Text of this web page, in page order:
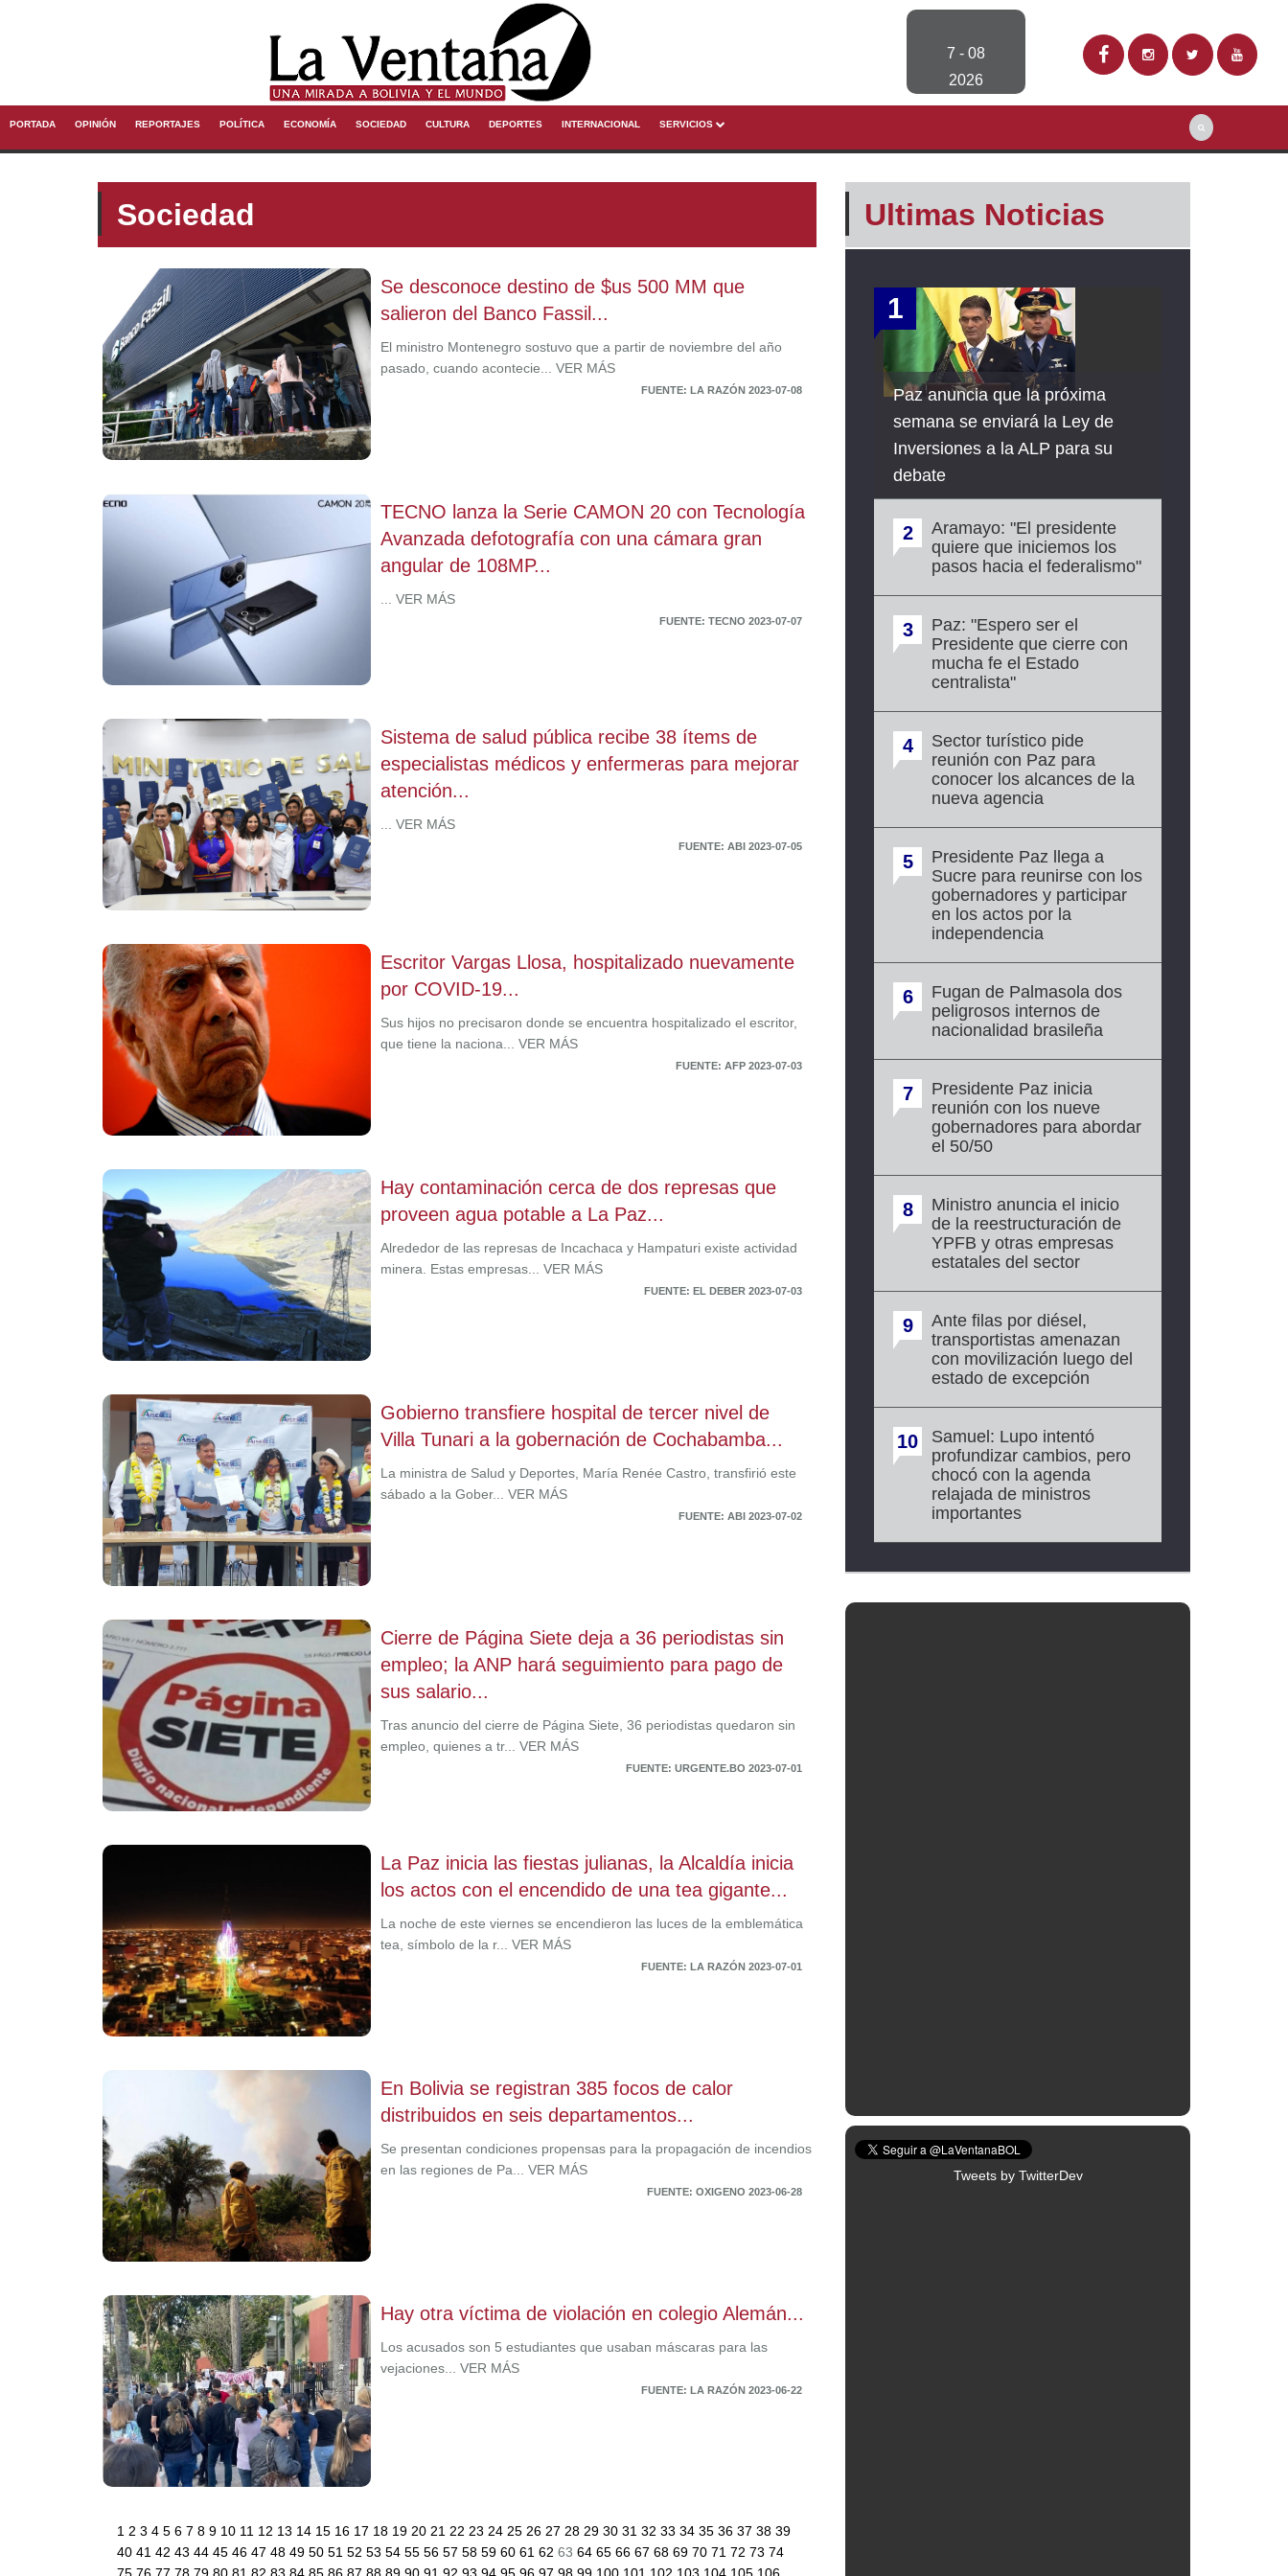
7 - 08
2026
PORTADA OPINIÓN REPORTAJES POLÍTICA ECONOMÍA SOCIEDAD CULTURA DEPORTES INTERNACIONAL SERVICIOS
Sociedad
Se desconoce destino de $us 500 MM que
salieron del Banco Fassil...
El ministro Montenegro sostuvo que a partir de noviembre del año
pasado, cuando acontecie... VER MÁS
FUENTE: LA RAZÓN 2023-07-08
TECNO lanza la Serie CAMON 20 con Tecnología
Avanzada defotografía con una cámara gran
angular de 108MP...
... VER MÁS
FUENTE: TECNO 2023-07-07
Sistema de salud pública recibe 38 ítems de
especialistas médicos y enfermeras para mejorar
atención...
... VER MÁS
FUENTE: ABI 2023-07-05
Escritor Vargas Llosa, hospitalizado nuevamente
por COVID-19...
Sus hijos no precisaron donde se encuentra hospitalizado el escritor,
que tiene la naciona... VER MÁS
FUENTE: AFP 2023-07-03
Hay contaminación cerca de dos represas que
proveen agua potable a La Paz...
Alrededor de las represas de Incachaca y Hampaturi existe actividad
minera. Estas empresas... VER MÁS
FUENTE: EL DEBER 2023-07-03
Gobierno transfiere hospital de tercer nivel de
Villa Tunari a la gobernación de Cochabamba...
La ministra de Salud y Deportes, María Renée Castro, transfirió este
sábado a la Gober... VER MÁS
FUENTE: ABI 2023-07-02
Cierre de Página Siete deja a 36 periodistas sin
empleo; la ANP hará seguimiento para pago de
sus salario...
Tras anuncio del cierre de Página Siete, 36 periodistas quedaron sin
empleo, quienes a tr... VER MÁS
FUENTE: URGENTE.BO 2023-07-01
La Paz inicia las fiestas julianas, la Alcaldía inicia
los actos con el encendido de una tea gigante...
La noche de este viernes se encendieron las luces de la emblemática
tea, símbolo de la r... VER MÁS
FUENTE: LA RAZÓN 2023-07-01
En Bolivia se registran 385 focos de calor
distribuidos en seis departamentos...
Se presentan condiciones propensas para la propagación de incendios
en las regiones de Pa... VER MÁS
FUENTE: OXIGENO 2023-06-28
Hay otra víctima de violación en colegio Alemán...
Los acusados son 5 estudiantes que usaban máscaras para las
vejaciones... VER MÁS
FUENTE: LA RAZÓN 2023-06-22
1 2 3 4 5 6 7 8 9 10 11 12 13 14 15 16 17 18 19 20 21 22 23 24 25 26 27 28 29 30 31 32 33 34 35 36 37 38 39
40 41 42 43 44 45 46 47 48 49 50 51 52 53 54 55 56 57 58 59 60 61 62 63 64 65 66 67 68 69 70 71 72 73 74
Ultimas Noticias
1
Paz anuncia que la próxima
semana se enviará la Ley de
Inversiones a la ALP para su
debate
2
Aramayo: "El presidente
quiere que iniciemos los
pasos hacia el federalismo"
3
Paz: "Espero ser el
Presidente que cierre con
mucha fe el Estado
centralista"
4
Sector turístico pide
reunión con Paz para
conocer los alcances de la
nueva agencia
5
Presidente Paz llega a
Sucre para reunirse con los
gobernadores y participar
en los actos por la
independencia
6
Fugan de Palmasola dos
peligrosos internos de
nacionalidad brasileña
7
Presidente Paz inicia
reunión con los nueve
gobernadores para abordar
el 50/50
8
Ministro anuncia el inicio
de la reestructuración de
YPFB y otras empresas
estatales del sector
9
Ante filas por diésel,
transportistas amenazan
con movilización luego del
estado de excepción
10
Samuel: Lupo intentó
profundizar cambios, pero
chocó con la agenda
relajada de ministros
importantes
Tweets by TwitterDev